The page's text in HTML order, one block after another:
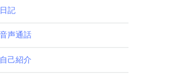
日記
音声通話
自己紹介